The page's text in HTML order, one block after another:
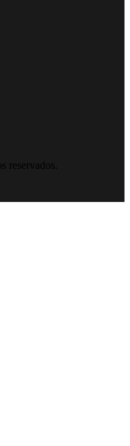
reservados